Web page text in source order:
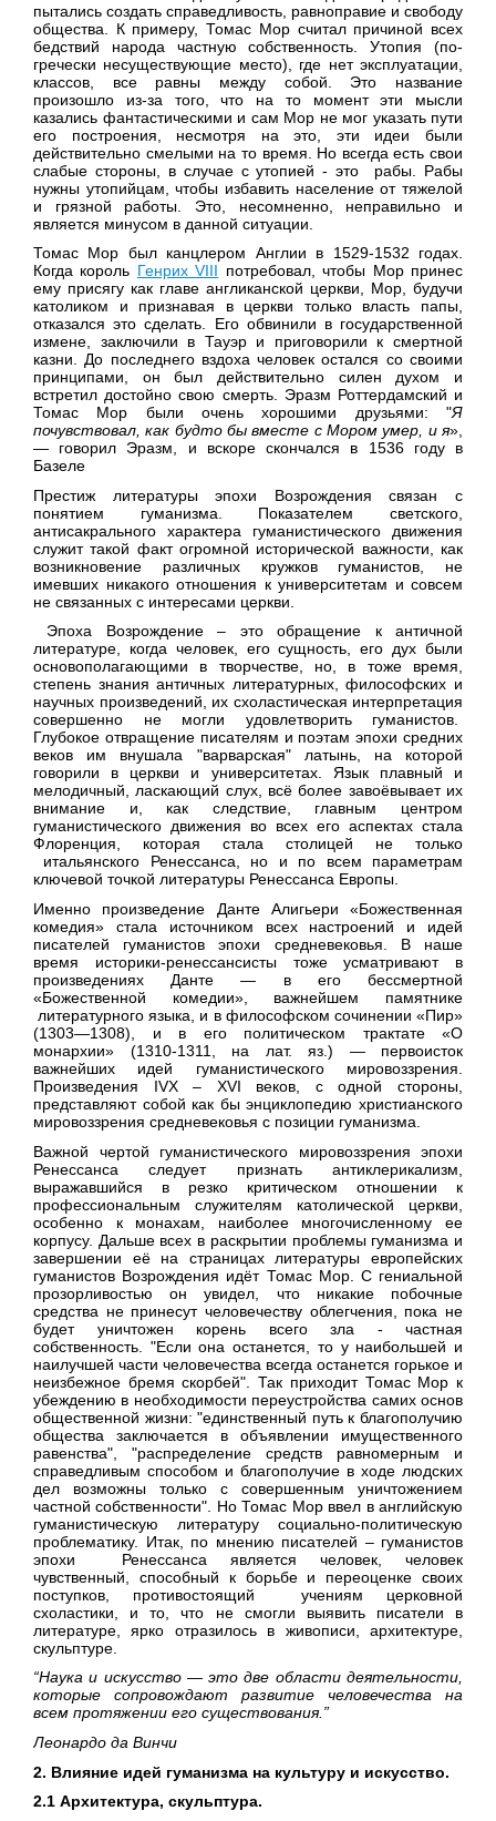
пытались создать справедливость, равноправие и свободу
общества. К примеру, Томас Мор считал причиной всех
бедствий народа частную собственность. Утопия (по-
гречески несуществующие место), где нет эксплуатации,
классов, все равны между собой. Это название
произошло из-за того, что на то момент эти мысли
казались фантастическими и сам Мор не мог указать пути
его построения, несмотря на это, эти идеи были
действительно смелыми на то время. Но всегда есть свои
слабые стороны, в случае с утопией - это рабы. Рабы
нужны утопийцам, чтобы избавить население от тяжелой
и грязной работы. Это, несомненно, неправильно и
является минусом в данной ситуации.
Томас Мор был канцлером Англии в 1529-1532 годах.
Когда король Генрих VIII потребовал, чтобы Мор принес
ему присягу как главе англиканской церкви, Мор, будучи
католиком и признавая в церкви только власть папы,
отказался это сделать. Его обвинили в государственной
измене, заключили в Тауэр и приговорили к смертной
казни. До последнего вздоха человек остался со своими
принципами, он был действительно силен духом и
встретил достойно свою смерть. Эразм Роттердамский и
Томас Мор были очень хорошими друзьями: "Я
почувствовал, как будто бы вместе с Мором умер, и я»,
— говорил Эразм, и вскоре скончался в 1536 году в
Базеле
Престиж литературы эпохи Возрождения связан с
понятием гуманизма. Показателем светского,
антисакрального характера гуманистического движения
служит такой факт огромной исторической важности, как
возникновение различных кружков гуманистов, не
имевших никакого отношения к университетам и совсем
не связанных с интересами церкви.
Эпоха Возрождение – это обращение к античной
литературе, когда человек, его сущность, его дух были
основополагающими в творчестве, но, в тоже время,
степень знания античных литературных, философских и
научных произведений, их схоластическая интерпретация
совершенно не могли удовлетворить гуманистов.
Глубокое отвращение писателям и поэтам эпохи средних
веков им внушала "варварская" латынь, на которой
говорили в церкви и университетах. Язык плавный и
мелодичный, ласкающий слух, всё более завоёвывает их
внимание и, как следствие, главным центром
гуманистического движения во всех его аспектах стала
Флоренция, которая стала столицей не только
итальянского Ренессанса, но и по всем параметрам
ключевой точкой литературы Ренессанса Европы.
Именно произведение Данте Алигьери «Божественная
комедия» стала источником всех настроений и идей
писателей гуманистов эпохи средневековья. В наше
время историки-ренессансисты тоже усматривают в
произведениях Данте — в его бессмертной
«Божественной комедии», важнейшем памятнике
литературного языка, и в философском сочинении «Пир»
(1303—1308), и в его политическом трактате «О
монархии» (1310-1311, на лат. яз.) — первоисток
важнейших идей гуманистического мировоззрения.
Произведения IVX– XVI веков, с одной стороны,
представляют собой как бы энциклопедию христианского
мировоззрения средневековья с позиции гуманизма.
Важной чертой гуманистического мировоззрения эпохи
Ренессанса следует признать антиклерикализм,
выражавшийся в резко критическом отношении к
профессиональным служителям католической церкви,
особенно к монахам, наиболее многочисленному ее
корпусу. Дальше всех в раскрытии проблемы гуманизма и
завершении её на страницах литературы европейских
гуманистов Возрождения идёт Томас Мор. С гениальной
прозорливостью он увидел, что никакие побочные
средства не принесут человечеству облегчения, пока не
будет уничтожен корень всего зла - частная
собственность. "Если она останется, то у наибольшей и
наилучшей части человечества всегда останется горькое и
неизбежное бремя скорбей". Так приходит Томас Мор к
убеждению в необходимости переустройства самих основ
общественной жизни: "единственный путь к благополучию
общества заключается в объявлении имущественного
равенства", "распределение средств равномерным и
справедливым способом и благополучие в ходе людских
дел возможны только с совершенным уничтожением
частной собственности". Но Томас Мор ввел в английскую
гуманистическую литературу социально-политическую
проблематику. Итак, по мнению писателей – гуманистов
эпохи Ренессанса является человек, человек
чувственный, способный к борьбе и переоценке своих
поступков, противостоящий учениям церковной
схоластики, и то, что не смогли выявить писатели в
литературе, ярко отразилось в живописи, архитектуре,
скульптуре.
“Наука и искусство — это две области деятельности,
которые сопровождают развитие человечества на
всем протяжении его существования.”
Леонардо да Винчи
2. Влияние идей гуманизма на культуру и искусство.
2.1 Архитектура, скульптура.